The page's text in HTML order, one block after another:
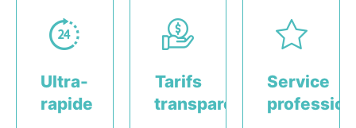
Ultra-
rapide
Tarifs
transparents
Service